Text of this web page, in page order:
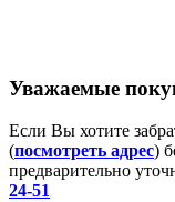
Уважаемые
Если Вы хотите
(посмотреть адрес)
предварительно
24-51